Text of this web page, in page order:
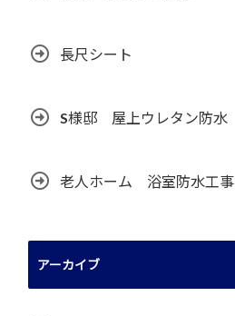
長尺シート
S様邸 屋上ウレタン防水
老人ホーム 浴室防水工事
アーカイブ